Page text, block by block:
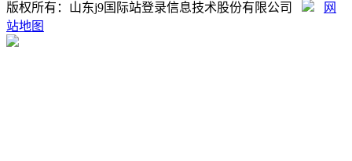
版权所有：山东j9国际站登录信息技术股份有限公司
网
站地图